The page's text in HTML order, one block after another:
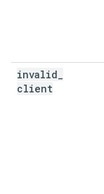
invalid
client